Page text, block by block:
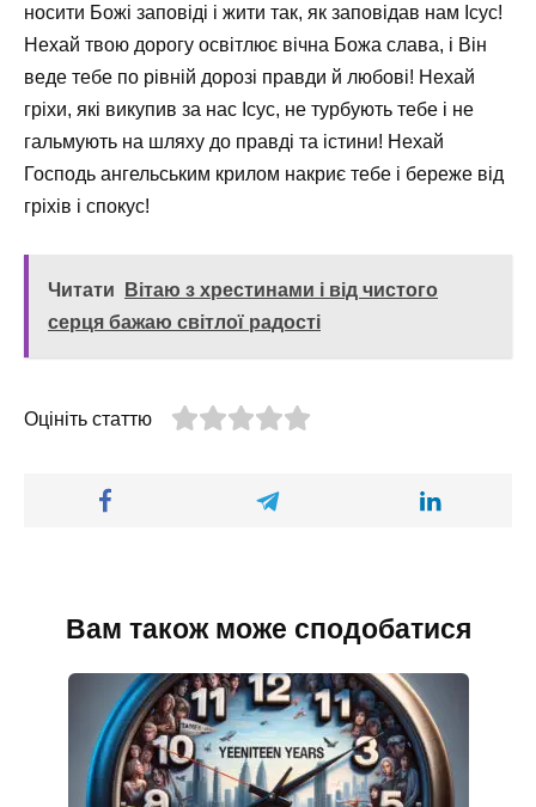
носити Божі заповіді і жити так, як заповідав нам Ісус!
Нехай твою дорогу освітлює вічна Божа слава, і Він
веде тебе по рівній дорозі правди й любові! Нехай
гріхи, які викупив за нас Ісус, не турбують тебе і не
гальмують на шляху до правді та істини! Нехай
Господь ангельським крилом накриє тебе і береже від
гріхів і спокус!
Читати
Вітаю з хрестинами і від чистого
серця бажаю світлої радості
Оцініть статтю
Вам також може сподобатися